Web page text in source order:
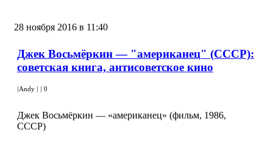
28 ноября 2016 в 11:40
Джек Восьмёркин — "американец" (СССР):
советская книга, антисоветское кино
Andy 0
Джек Восьмёркин — «американец» (фильм, 1986,
СССР)